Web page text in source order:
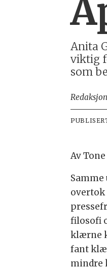
Anita
viktig
som
Av
filosofi
klærne
fant
mindre